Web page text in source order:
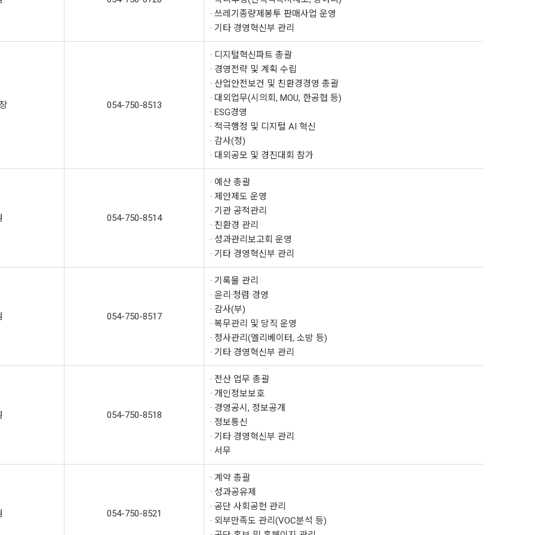
· 쓰레기종량제봉투 판매사업 운영
· 기타 경영혁신부 관리
054-750-8513
· 디지털혁신파트 총괄
· 경영전략 및 계획 수립
· 산업안전보건 및 친환경경영 총괄
· 대외업무(시의회, MOU, 한공협 등)
· ESG경영
· 적극행정 및 디지털 AI 혁신
· 감사(정)
· 대외공모 및 경진대회 참가
054-750-8514
· 예산 총괄
· 제안제도 운영
· 기관 공적관리
· 친환경 관리
· 성과관리보고회 운영
· 기타 경영혁신부 관리
054-750-8517
· 기록물 관리
· 윤리·청렴 경영
· 감사(부)
· 복무관리 및 당직 운영
· 청사관리(엘리베이터, 소방 등)
· 기타 경영혁신부 관리
054-750-8518
· 전산 업무 총괄
· 개인정보보호
· 경영공시, 정보공개
· 정보통신
· 기타 경영혁신부 관리
· 서무
054-750-8521
· 계약 총괄
· 성과공유제
· 공단 사회공헌 관리
· 외부만족도 관리(VOC분석 등)